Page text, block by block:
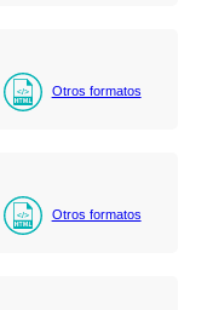
Otros formatos
Otros formatos